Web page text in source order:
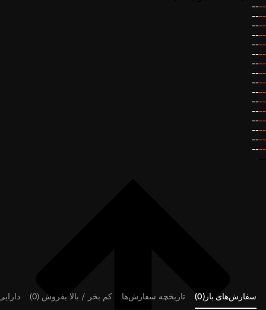
--
--
--
--
--
--
--
--
--
--
--
--
--
--
--
--
--
--
--
--
--
--
--
--
--
--
--
--
--
--
--
--
سفارش‌های باز(0) تاریخچه سفارش‌ها کم بخر / بالا بفروش (0)